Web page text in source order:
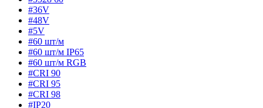
#36V
#48V
#5V
#60 шт/м
#60 шт/м IP65
#60 шт/м RGB
#CRI 90
#CRI 95
#CRI 98
#IP20